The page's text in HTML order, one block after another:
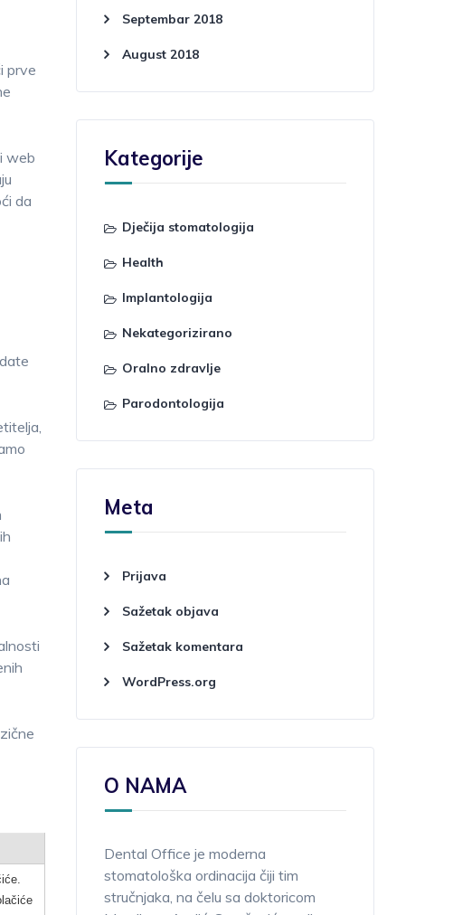
prve
web
da
Septembar 2018
August 2018
Kategorije
Dječija stomatologija
Health
Implantologija
Nekategorizirano
Oralno zdravlje
Parodontologija
Meta
Prijava
Sažetak objava
Sažetak komentara
WordPress.org
O NAMA
Dental Office je moderna
stomatološka ordinacija čiji tim
stručnjaka, na čelu sa doktoricom